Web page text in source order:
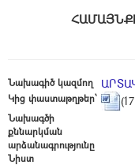
Նախագիծ կազմող
Կից փաստաթղթեր՝
Նախագծի
քննարկման
արձանագրությունը
Նիստ